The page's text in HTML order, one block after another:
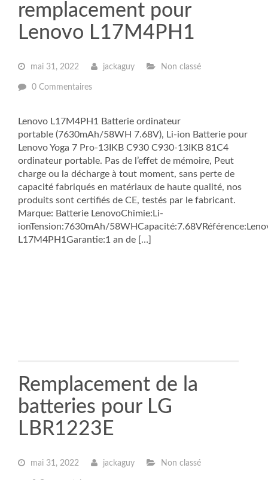
remplacement pour
Lenovo L17M4PH1
mai 31, 2022 jackaguy Non classé
0 Commentaires
Lenovo L17M4PH1 Batterie ordinateur
portable (7630mAh/58WH 7.68V), Li-ion Batterie pour
Lenovo Yoga 7 Pro-13IKB C930 C930-13IKB 81C4
ordinateur portable. Pas de l’effet de mémoire, Peut
charge ou la décharge à tout moment, sans perte de
capacité fabriqués en matériaux de haute qualité, nos
produits sont certifiés de CE, testés par le fabricant.
Marque: Batterie LenovoChimie:Li-
ionTension:7630mAh/
L17M4PH1Garantie:1 an de […]
Remplacement de la
batteries pour LG
LBR1223E
mai 31, 2022 jackaguy Non classé